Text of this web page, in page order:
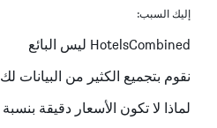
إليك السبب:
HotelsCombined ليس البائع
نقوم بتجميع الكثير من البيانات لك
لماذا لا تكون الأسعار دقيقة بنسبة 100٪؟